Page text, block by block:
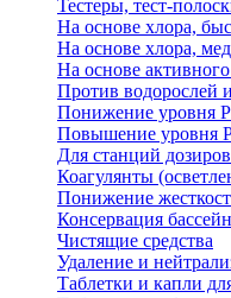
Тестеры, тест-
На основе хлора,
На основе хлора,
На основе
Против водорослей
Понижение уровня
Повышение уровня
Для станций
Коагулянты
Понижение
Консервация
Чистящие средства
Удаление и
Таблетки и капли